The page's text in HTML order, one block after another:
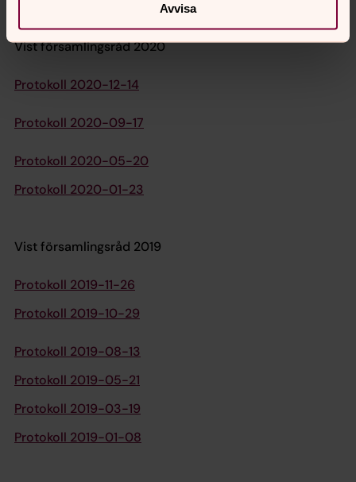
Avvisa
Vist församlingsråd 2020
Protokoll 2020-12-14
Protokoll 2020-09-17
Protokoll 2020-05-20
Protokoll 2020-01-23
Vist församlingsråd 2019
Protokoll 2019-11-26
Protokoll 2019-10-29
Protokoll 2019-08-13
Protokoll 2019-05-21
Protokoll 2019-03-19
Protokoll 2019-01-08